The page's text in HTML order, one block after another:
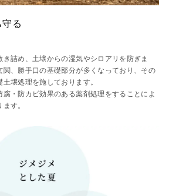
る
詰め、土壌からの湿気やシロアリを防ぎま
関、勝手口の基礎部分が多くなっており、その
壌処理を施しております。
・防カビ効果のある薬剤処理をすることによ
す。